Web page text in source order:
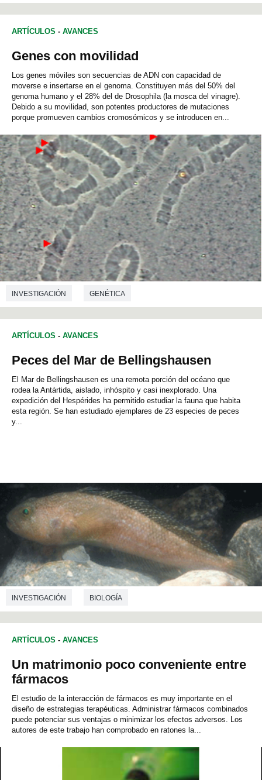
ARTÍCULOS - AVANCES
Genes con movilidad
Los genes móviles son secuencias de ADN con capacidad de
moverse e insertarse en el genoma. Constituyen más del 50% del
genoma humano y el 28% del de Drosophila (la mosca del vinagre).
Debido a su movilidad, son potentes productores de mutaciones
porque promueven cambios cromosómicos y se introducen en...
INVESTIGACIÓN GENÉTICA
ARTÍCULOS - AVANCES
Peces del Mar de Bellingshausen
El Mar de Bellingshausen es una remota porción del océano que
rodea la Antártida, aislado, inhóspito y casi inexplorado. Una
expedición del Hespérides ha permitido estudiar la fauna que habita
esta región. Se han estudiado ejemplares de 23 especies de peces
y...
INVESTIGACIÓN BIOLOGÍA
ARTÍCULOS - AVANCES
Un matrimonio poco conveniente entre
fármacos
El estudio de la interacción de fármacos es muy importante en el
diseño de estrategias terapéuticas. Administrar fármacos combinados
puede potenciar sus ventajas o minimizar los efectos adversos. Los
autores de este trabajo han comprobado en ratones la...